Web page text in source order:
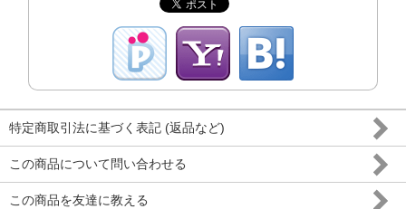
特定商取引法に基づく表記 (返品など)
この商品について問い合わせる
この商品を友達に教える